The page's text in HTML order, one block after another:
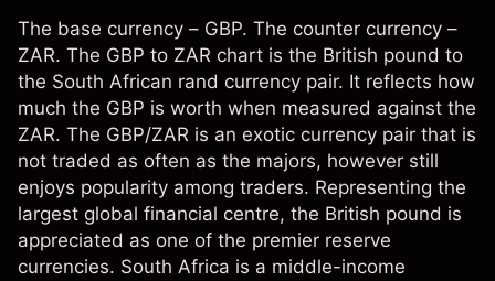
The base currency – GBP. The counter currency –
ZAR. The GBP to ZAR chart is the British pound to
the South African rand currency pair. It reflects how
much the GBP is worth when measured against the
ZAR. The GBP/ZAR is an exotic currency pair that is
not traded as often as the majors, however still
enjoys popularity among traders. Representing the
largest global financial centre, the British pound is
appreciated as one of the premier reserve
currencies. South Africa is a middle-income